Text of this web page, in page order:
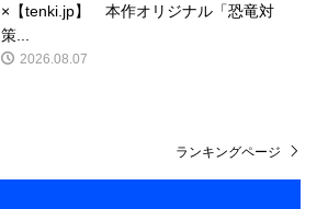
×【tenki.jp】 本作オリジナル「恐竜対
策...
2026.08.07
ランキングページ